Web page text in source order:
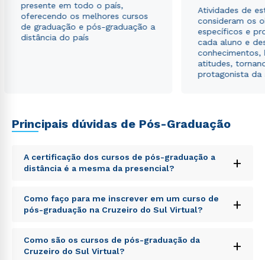
presente em todo o país,
oferecendo os melhores cursos
de graduação e pós-graduação a
distância do país
Atividades de
consideram os
específicos e
cada aluno e
conhecimentos,
atitudes,
protagonista da
Principais dúvidas de Pós-Graduação
A certificação dos cursos de pós-graduação a
distância é a mesma da presencial?
+
Sed ut perspiciatis unde omnis iste natus error sit
voluptatem accusantium doloremque laudantium,
totam rem aperiam, eaque ipsa quae ab illo inventore
explicabo. Nemo enim ipsam voluptatem quia
voluptas sit aspernatur aut odit aut fugit, sed quia
Como faço para me inscrever em um curso de
pós-graduação na Cruzeiro do Sul Virtual?
+
Sed ut perspiciatis unde omnis iste natus error sit
voluptatem accusantium doloremque laudantium,
Como são os cursos de pós-graduação da
Cruzeiro do Sul Virtual?
+